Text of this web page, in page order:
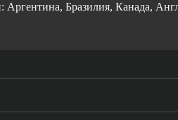
Бразилия, Канада,